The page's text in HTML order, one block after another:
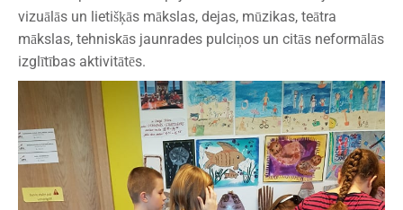
vizuālās un lietišķās mākslas, dejas, mūzikas, teātra
mākslas, tehniskās jaunrades pulciņos un citās neformālās
izglītības aktivitātēs.